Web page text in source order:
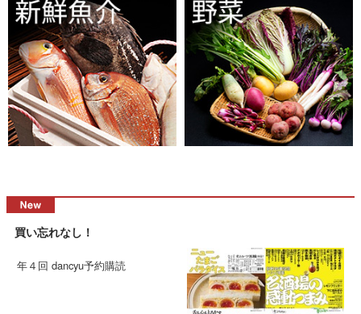
買い忘れなし！
年４回 dancyu予約購読